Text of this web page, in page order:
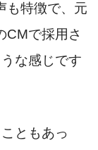
も特徴で、元
CMで採用さ
な感じです
ともあっ